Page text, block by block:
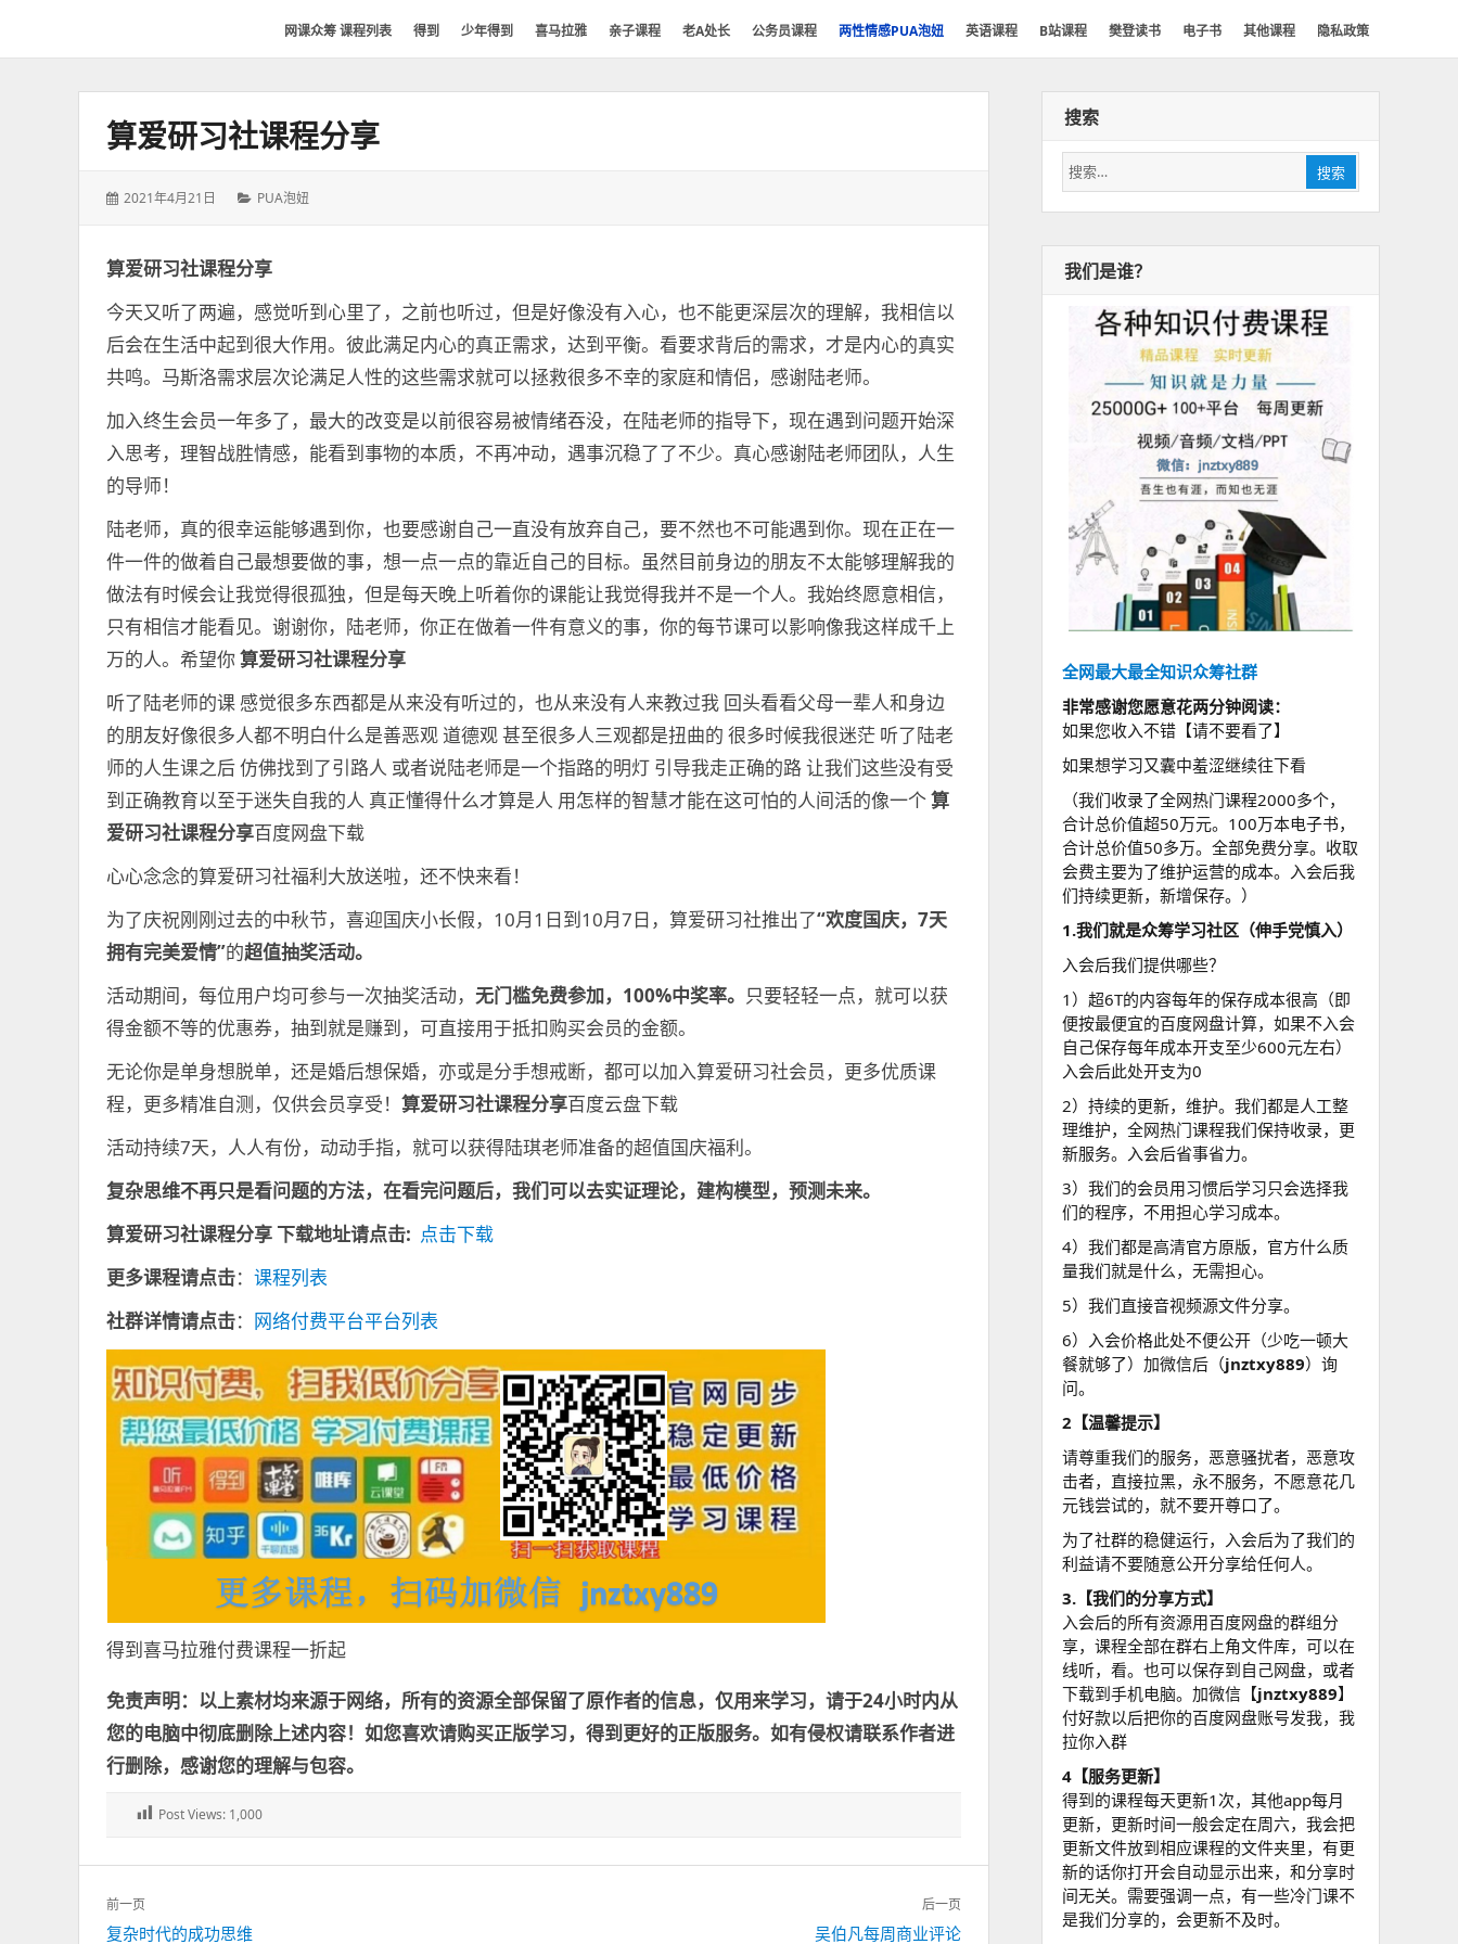
课
群-
网课众筹 课程列表 得到 少年得到 喜马拉雅 亲子课程 老A处长 公务员课程 两性情感PUA泡妞 英语课程 B站课程 樊登读书 电子书 其他课程 隐私政策
算爱研习社课程分享
发
2021年4月21日
分
PUA泡妞
算爱研习社课程分享
今天又听了两遍，感觉听到心里了，之前也听过，但是好像没有入心，也不能更深层次的理解，我相信以
后会在生活中起到很大作用。彼此满足内心的真正需求，达到平衡。看要求背后的需求，才是内心的真实
共鸣。马斯洛需求层次论满足人性的这些需求就可以拯救很多不幸的家庭和情侣，感谢陆老师。
加入终生会员一年多了，最大的改变是以前很容易被情绪吞没，在陆老师的指导下，现在遇到问题开始深
入思考，理智战胜情感，能看到事物的本质，不再冲动，遇事沉稳了了不少。真心感谢陆老师团队，人生
的导师！
陆老师，真的很幸运能够遇到你，也要感谢自己一直没有放弃自己，要不然也不可能遇到你。现在正在一
件一件的做着自己最想要做的事，想一点一点的靠近自己的目标。虽然目前身边的朋友不太能够理解我的
做法有时候会让我觉得很孤独，但是每天晚上听着你的课能让我觉得我并不是一个人。我始终愿意相信，
只有相信才能看见。谢谢你，陆老师，你正在做着一件有意义的事，你的每节课可以影响像我这样成千上
万的人。希望你算爱研习社课程分享
听了陆老师的课 感觉很多东西都是从来没有听过的，也从来没有人来教过我 回头看看父母一辈人和身边
的朋友好像很多人都不明白什么是善恶观 道德观 甚至很多人三观都是扭曲的 很多时候我很迷茫 听了陆老
师的人生课之后 仿佛找到了引路人 或者说陆老师是一个指路的明灯 引导我走正确的路 让我们这些没有受
到正确教育以至于迷失自我的人 真正懂得什么才算是人 用怎样的智慧才能在这可怕的人间活的像一个算
爱研习社课程分享百度网盘下载
心心念念的算爱研习社福利大放送啦，还不快来看！
为了庆祝刚刚过去的中秋节，喜迎国庆小长假，10月1日到10月7日，算爱研习社推出了“欢度国庆，7天
拥有完美爱情”的超值抽奖活动。
活动期间，每位用户均可参与一次抽奖活动， 无门槛免费参加，100%中奖率。 只要轻轻一点，就可以获
得金额不等的优惠券，抽到就是赚到，可直接用于抵扣购买会员的金额。
无论你是单身想脱单，还是婚后想保婚，亦或是分手想戒断，都可以加入算爱研习社会员，更多优质课
程，更多精准自测，仅供会员享受！ 算爱研习社课程分享百度云盘下载
活动持续7天，人人有份，动动手指，就可以获得陆琪老师准备的超值国庆福利。
复杂思维不再只是看问题的方法，在看完问题后，我们可以去实证理论，建构模型，预测未来。
算爱研习社课程分享 下载地址请点击: 点击下载
更多课程请点击： 课程列表
社群详情请点击： 网络付费平台平台列表
得到喜马拉雅付费课程一折起
免责声明：以上素材均来源于网络，所有的资源全部保留了原作者的信息，仅用来学习，请于24小时内从
您的电脑中彻底删除上述内容！如您喜欢请购买正版学习，得到更好的正版服务。如有侵权请联系作者进
行删除，感谢您的理解与包容。
Post Views: 1,000
文
章
前一页
上
复杂时代的成功思维
后一页
吴伯凡每周商业评论
搜索
搜
索：
搜索
我们是谁？
全网最大最全知识众筹社群
非常感谢您愿意花两分钟阅读：
如果您收入不错【请不要看了】
如果想学习又囊中羞涩继续往下看
（我们收录了全网热门课程2000多个，
合计总价值超50万元。100万本电子书，
合计总价值50多万。全部免费分享。收取
会费主要为了维护运营的成本。入会后我
们持续更新，新增保存。）
1.我们就是众筹学习社区（伸手党慎入）
入会后我们提供哪些？
1）超6T的内容每年的保存成本很高（即
便按最便宜的百度网盘计算，如果不入会
自己保存每年成本开支至少600元左右）
入会后此处开支为0
2）持续的更新，维护。我们都是人工整
理维护，全网热门课程我们保持收录，更
新服务。入会后省事省力。
3）我们的会员用习惯后学习只会选择我
们的程序，不用担心学习成本。
4）我们都是高清官方原版，官方什么质
量我们就是什么，无需担心。
5）我们直接音视频源文件分享。
6）入会价格此处不便公开（少吃一顿大
餐就够了）加微信后（jnztxy889）询
问。
2【温馨提示】
请尊重我们的服务，恶意骚扰者，恶意攻
击者，直接拉黑，永不服务，不愿意花几
元钱尝试的，就不要开尊口了。
为了社群的稳健运行，入会后为了我们的
利益请不要随意公开分享给任何人。
3.【我们的分享方式】
入会后的所有资源用百度网盘的群组分
享，课程全部在群右上角文件库，可以在
线听，看。也可以保存到自己网盘，或者
下载到手机电脑。加微信【jnztxy889】
付好款以后把你的百度网盘账号发我，我
拉你入群
4【服务更新】
得到的课程每天更新1次，其他app每月
更新，更新时间一般会定在周六，我会把
更新文件放到相应课程的文件夹里，有更
新的话你打开会自动显示出来，和分享时
间无关。需要强调一点，有一些冷门课不
是我们分享的，会更新不及时。